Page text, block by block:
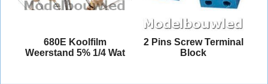
680E Koolfilm
Weerstand 5% 1/4 Wat
2 Pins Screw Terminal
Block